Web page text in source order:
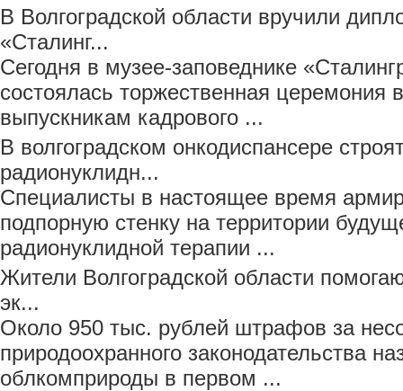
В Волгоградской области вручили
«Сталинг...
Сегодня в музее-заповеднике
состоялась торжественная церемония
выпускникам кадрового ...
В волгоградском онкодиспансере
радионуклидн...
Специалисты в настоящее время
подпорную стенку на территории
радионуклидной терапии ...
Жители Волгоградской области
эк...
Около 950 тыс. рублей штрафов за
природоохранного законодательства
облкомприроды в первом ...